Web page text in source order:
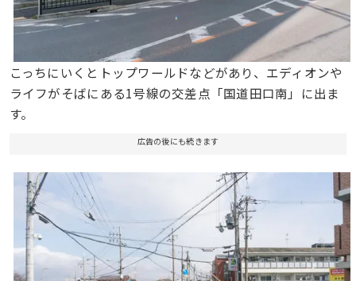
こっちにいくとトップワールドなどがあり、エディオンや
ライフがそばにある1号線の交差点「国道田口南」に出ま
す。
広告の後にも続きます